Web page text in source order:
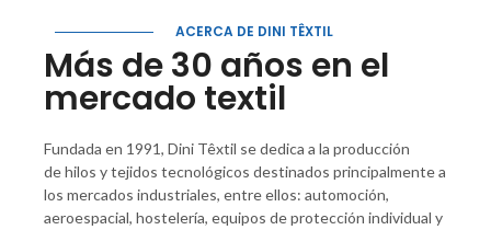
ACERCA DE DINI TÊXTIL
Más de 30 años en el
mercado textil
Fundada en 1991, Dini Têxtil se dedica a la producción
de hilos y tejidos tecnológicos destinados principalmente a
los mercados industriales, entre ellos: automoción,
aeroespacial, hostelería, equipos de protección individual y